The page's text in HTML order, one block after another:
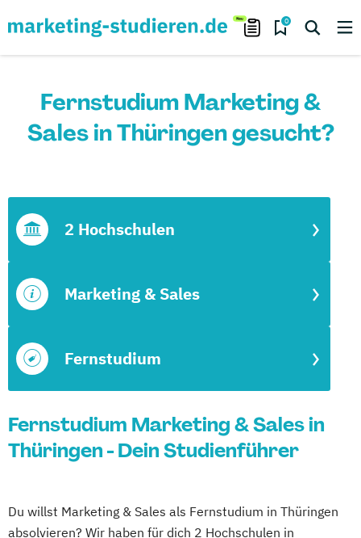
0
Fernstudium Marketing &
Sales in Thüringen gesucht?
Fernstudium
Marketing & Sales
2 Hochschulen
Fernstudium Marketing & Sales in
Thüringen - Dein Studienführer
Du willst Marketing & Sales als Fernstudium in Thüringen
absolvieren? Wir haben für dich 2 Hochschulen in